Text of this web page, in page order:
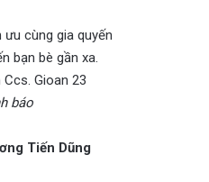
ưu cùng gia quyến
bạn bè gần xa.
Ccs. Gioan 23
báo
Tiến Dũng